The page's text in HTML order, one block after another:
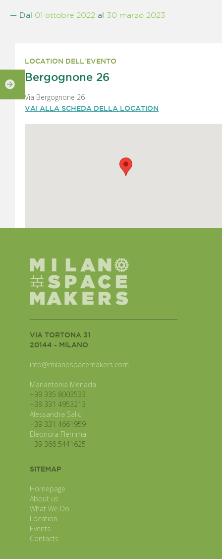
— Dal 01 ottobre 2022 al 30 marzo 2023
LOCATION DELL'EVENTO
Bergognone 26
Via Bergognone 26
VAI ALLA SCHEDA DELLA LOCATION
VIA TORTONA 31
20144 - MILANO
info@milanospacemakers.com
Mariantonia Menada
+39 335 8003533
+39 331 4953213
Alessandra Salici
+39 331 4661959
Eleonora Flemma
+39 366 5441625
SITEMAP
Homepage
About us
What We Do
Location
Events
Contacts